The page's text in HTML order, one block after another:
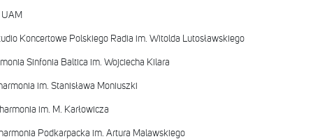
Koncertowe Polskiego Radia im. Witolda Lutosławskiego
Sinfonia Baltica im. Wojciecha Kilara
im. Stanisława Moniuszki
im. M. Karłowicza
Podkarpacka im. Artura Malawskiego